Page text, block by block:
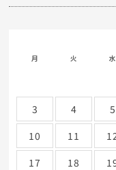
月 火 水
3
4 5
10
11
17
18